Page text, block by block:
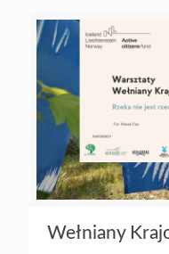
Wełniany